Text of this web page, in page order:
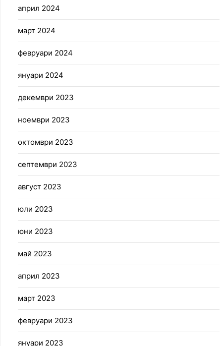
април 2024
март 2024
февруари 2024
януари 2024
декември 2023
ноември 2023
октомври 2023
септември 2023
август 2023
юли 2023
юни 2023
май 2023
април 2023
март 2023
февруари 2023
януари 2023